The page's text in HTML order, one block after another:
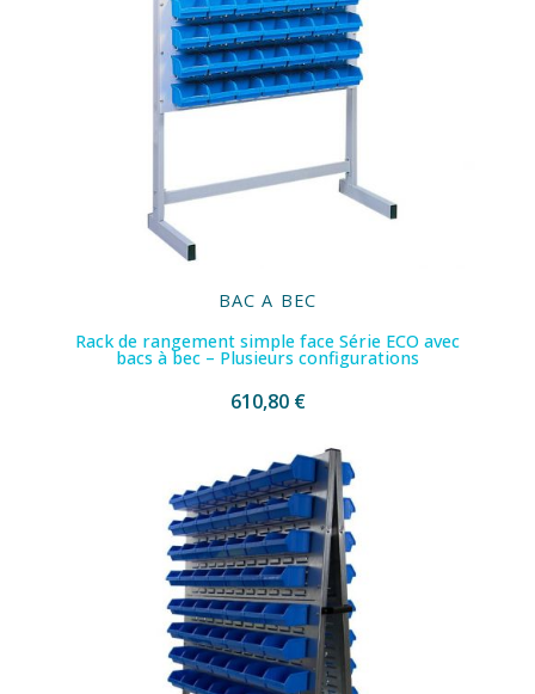
BAC A BEC
Rack de rangement simple face Série ECO avec
bacs à bec – Plusieurs configurations
610,80 €